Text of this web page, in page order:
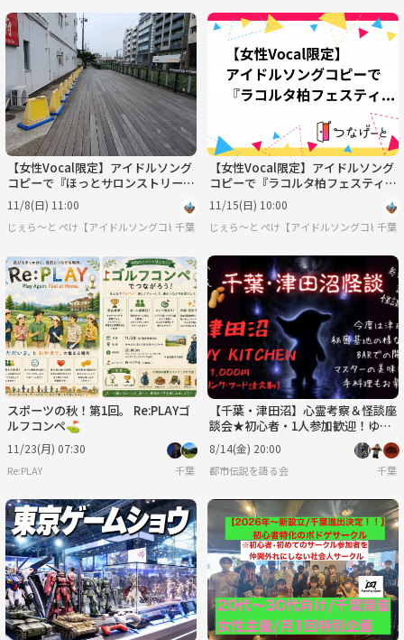
【女性Vocal限定】アイドルソング
コピーで『ほっとサロンストリート
ライブ』参加♪
11/8(日) 11:00
じぇら～と ぺけ【アイドルソングコピー活動♪女性 Vocal/Piano&Keyboard募集中！】
千葉
【女性Vocal限定】アイドルソング
コピーで『ラコルタ柏フェスティバ
ル』参加♪
11/15(日) 10:00
じぇら～と ぺけ【アイドルソングコピー
千葉
スポーツの秋！第1回。 Re:PLAYゴ
ルフコンペ⛳️
11/23(月) 07:30
Re:PLAY 千葉
【千葉・津田沼】心霊考察＆怪談座
談会★初心者・1人参加歓迎！ゆる
っと不思議を語る夏の夜♪
8/14(金) 20:00
都市伝説を語る会 千葉